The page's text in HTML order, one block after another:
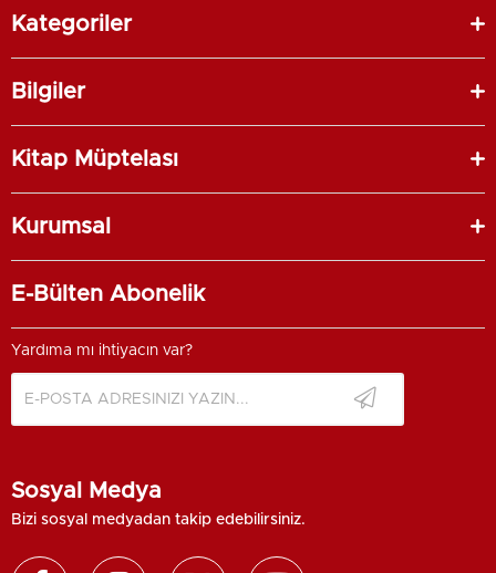
Kategoriler
Bilgiler
Kitap Müptelası
Kurumsal
E-Bülten Abonelik
Yardıma mı ihtiyacın var?
Sosyal Medya
Bizi sosyal medyadan takip edebilirsiniz.